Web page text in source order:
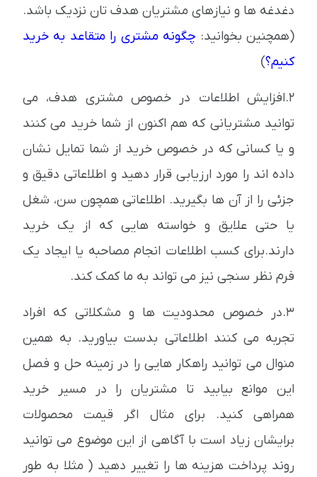
دغدغه ها و نیازهای مشتریان هدف تان نزدیک باشد.
(همچنین بخوانید: چگونه مشتری را متقاعد به خرید
کنیم؟)
2.افزایش اطلاعات در خصوص مشتری هدف، می
توانید مشتریانی که هم اکنون از شما خرید می کنند
و یا کسانی که در خصوص خرید از شما تمایل نشان
داده اند را مورد ارزیابی قرار دهید و اطلاعاتی دقیق و
جزئی را از آن ها بگیرید. اطلاعاتی همچون سن، شغل
یا حتی علایق و خواسته هایی که از یک خرید
دارند.برای کسب اطلاعات انجام مصاحبه یا ایجاد یک
فرم نظر سنجی نیز می تواند به ما کمک کند.
3.در خصوص محدودیت ها و مشکلاتی که افراد
تجربه می کنند اطلاعاتی بدست بیاورید. به همین
منوال می توانید راهکار هایی را در زمینه حل و فصل
این موانع بیابید تا مشتریان را در مسیر خرید
همراهی کنید. برای مثال اگر قیمت محصولات
برایشان زیاد است با آگاهی از این موضوع می توانید
روند پرداخت هزینه ها را تغییر دهید ( مثلا به طور